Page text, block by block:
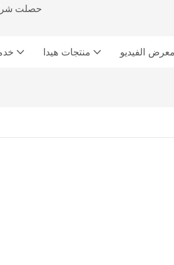
حصلت شركة
منتجات هيدا